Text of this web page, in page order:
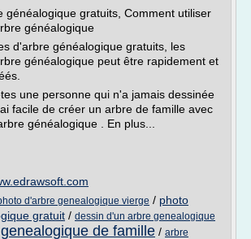
généalogique gratuits, Comment utiliser
généalogique
d'arbre généalogique gratuits, les
généalogique peut être rapidement et
une personne qui n'a jamais dessinée
facile de créer un arbre de famille avec
généalogique . En plus...
d'arbre genealogique vierge / photo
gratuit / dessin d'un arbre genealogique
genealogique de famille / arbre